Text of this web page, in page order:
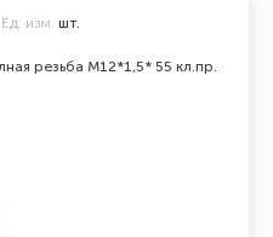
резьба M12*1,5* 55 кл.пр.
Ед. изм. шт.